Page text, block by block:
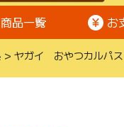
商品一覧 お
ヤガイ おやつカルパ